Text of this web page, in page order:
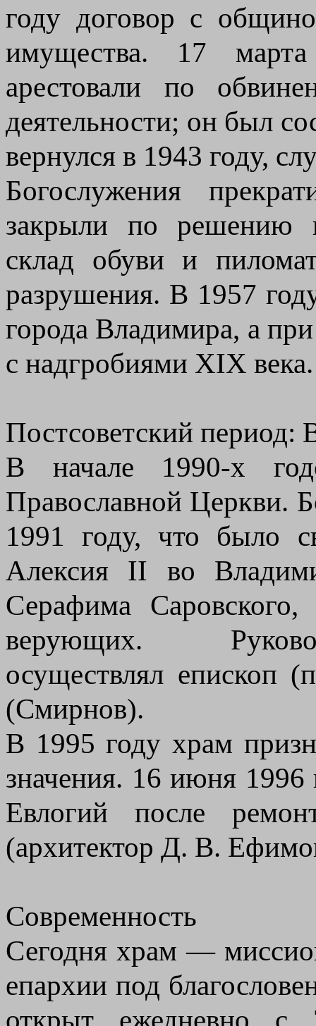
году договор с
имущества. 17
арестовали по
деятельности; он был
вернулся в 1943 году,
Богослужения
закрыли по решению
склад обуви и
разрушения. В 1957
города Владимира, а
с надгробиями XIX века.
Постсоветский период:
В начале 1990-х
Православной Церкви.
1991 году, что было
Алексия II во
Серафима
верующих.
осуществлял епископ
(Смирнов).
В 1995 году храм
значения. 16 июня 1996
Евлогий после
(архитектор Д. В.
Современность
Сегодня храм —
епархии под